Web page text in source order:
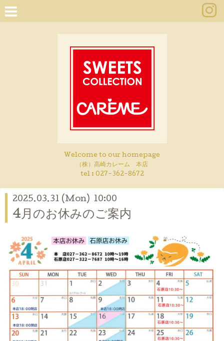
Welcome to our homepage
（株）高崎カレーム 本店
tel : 027-362-8672
2025.03.31 (Mon) 10:00
4月のお休みのご案内